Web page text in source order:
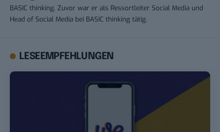
BASIC thinking. Zuvor war er als Ressortleiter Social Media und
Head of Social Media bei BASIC thinking tätig.
LESEEMPFEHLUNGEN